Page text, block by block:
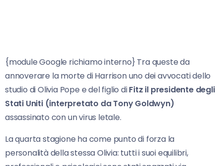
{module Google richiamo interno} Tra queste da
annoverare la morte di Harrison uno dei avvocati dello
studio di Olivia Pope e del figlio diFitz il presidente degli
Stati Uniti (interpretato da Tony Goldwyn)
assassinato con un virus letale.
La quarta stagione ha come punto di forza la
personalità della stessa Olivia: tutti i suoi equilibri,